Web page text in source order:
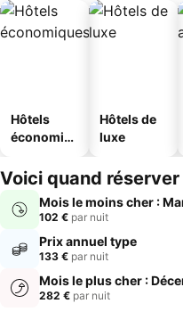
Hôtels
économiq
Hôtels de
luxe
Voici quand
Mois le moins cher :
102 € par nuit
Prix annuel type
133 € par nuit
Mois le plus cher :
282 € par nuit